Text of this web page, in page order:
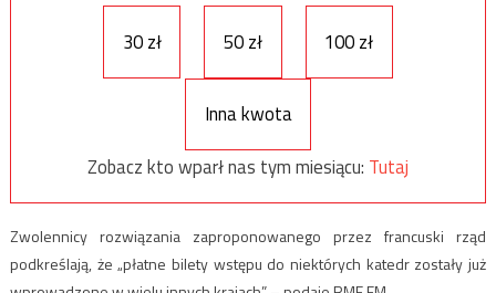
30 zł 50 zł 100 zł
Inna kwota
Zobacz kto wparł nas tym miesiącu: Tutaj
Zwolennicy rozwiązania zaproponowanego przez francuski rząd
podkreślają, że „płatne bilety wstępu do niektórych katedr zostały już